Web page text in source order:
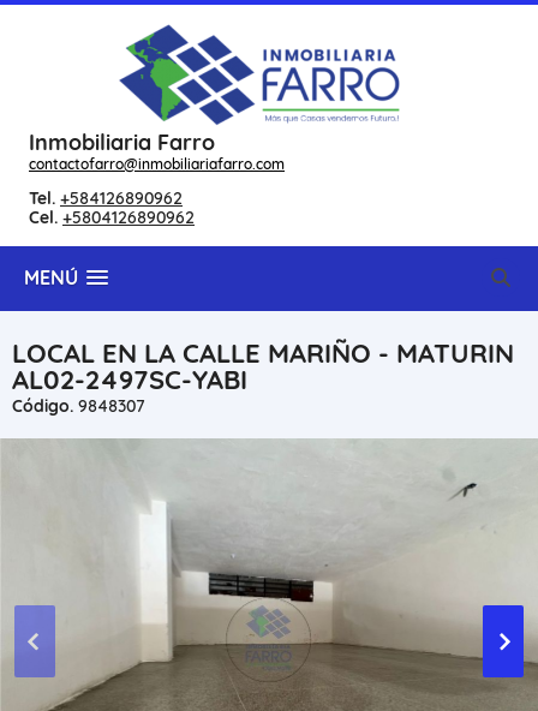
Inmobiliaria Farro
contactofarro@inmobiliariafarro.com
Tel. +584126890962
Cel. +5804126890962
MENÚ
LOCAL EN LA CALLE MARIÑO - MATURIN
AL02-2497SC-YABI
Código. 9848307